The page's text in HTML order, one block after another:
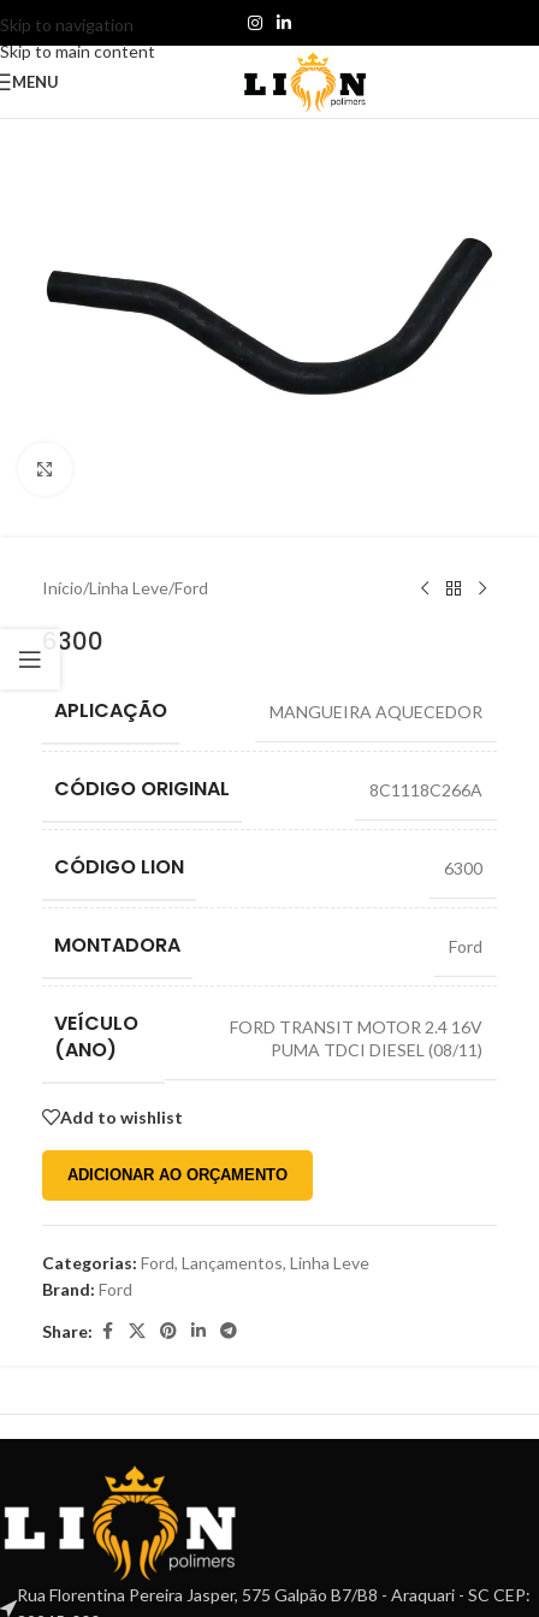
Skip to navigation
Skip to main content
MENU
Início/Linha Leve/Ford
6300
APLICAÇÃO MANGUEIRA AQUECEDOR
CÓDIGO ORIGINAL 8C1118C266A
CÓDIGO LION 6300
MONTADORA Ford
VEÍCULO
(ANO)
FORD TRANSIT MOTOR 2.4 16V
PUMA TDCI DIESEL (08/11)
Add to wishlist
ADICIONAR AO ORÇAMENTO
Categorias: Ford, Lançamentos, Linha Leve
Brand: Ford
Share:
Rua Florentina Pereira Jasper, 575 Galpão B7/B8 - Araquari - SC CEP: